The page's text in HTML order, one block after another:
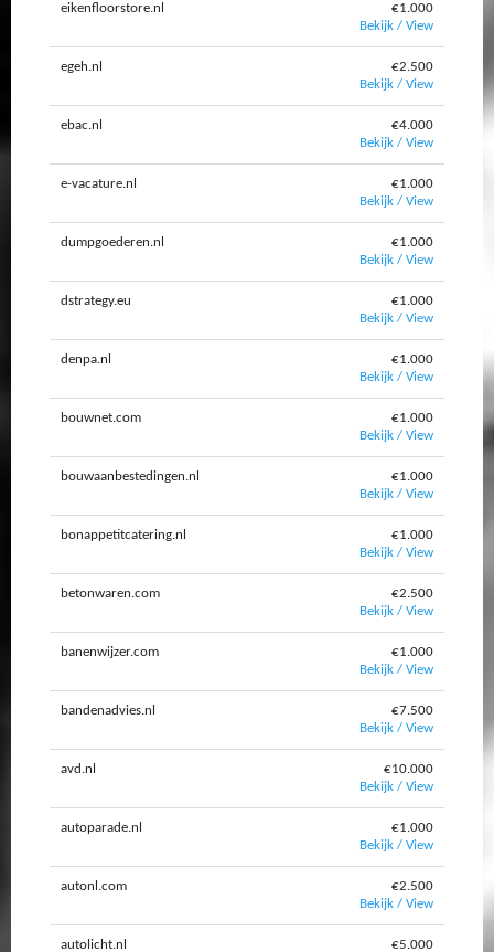
eikenfloorstore.nl
€1.000
Bekijk / View
egeh.nl
€2.500
Bekijk / View
ebac.nl
€4.000
Bekijk / View
e-vacature.nl
€1.000
Bekijk / View
dumpgoederen.nl
€1.000
Bekijk / View
dstrategy.eu
€1.000
Bekijk / View
denpa.nl
€1.000
Bekijk / View
bouwnet.com
€1.000
Bekijk / View
bouwaanbestedingen.nl
€1.000
Bekijk / View
bonappetitcatering.nl
€1.000
Bekijk / View
betonwaren.com
€2.500
Bekijk / View
banenwijzer.com
€1.000
Bekijk / View
bandenadvies.nl
€7.500
Bekijk / View
avd.nl
€10.000
Bekijk / View
autoparade.nl
€1.000
Bekijk / View
autonl.com
€2.500
Bekijk / View
autolicht.nl
€5.000